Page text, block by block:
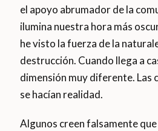
el apoyo abrumador de la
ilumina nuestra hora más
he visto la fuerza de la
destrucción. Cuando llega a
dimensión muy diferente. Las
se hacían realidad.
Algunos creen falsamente